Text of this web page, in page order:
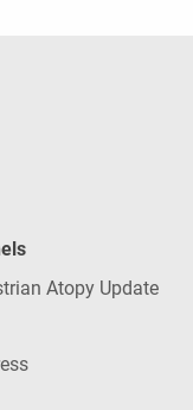
Atopy Update